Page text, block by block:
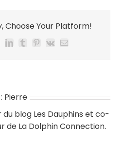
Choose Your Platform!
LinkedIn
TumblrPinterest
Vk Email
Pierre
du blog Les Dauphins et co-
de La Dolphin Connection.